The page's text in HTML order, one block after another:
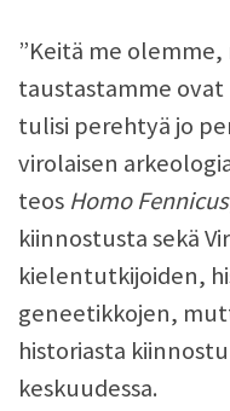
”Keitä me
taustastamme ovat
tulisi perehtyä jo
virolaisen
teos Homo Fennicus
kiinnostusta sekä
kielentutkijoiden,
geneetikkojen,
historiasta
keskuudessa.